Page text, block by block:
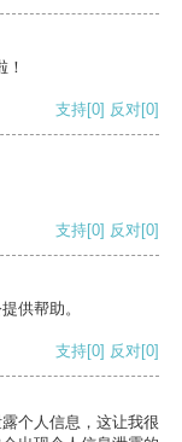
支持[0] 反对[0]
支持[0] 反对[0]
供帮助。
支持[0] 反对[0]
个人信息，这让我很